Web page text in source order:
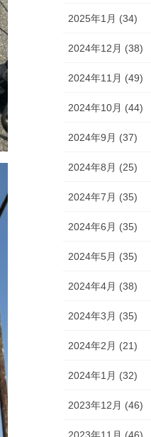
2025年1月 (34)
2024年12月 (38)
2024年11月 (49)
2024年10月 (44)
2024年9月 (37)
2024年8月 (25)
2024年7月 (35)
2024年6月 (35)
2024年5月 (35)
2024年4月 (38)
2024年3月 (35)
2024年2月 (21)
2024年1月 (32)
2023年12月 (46)